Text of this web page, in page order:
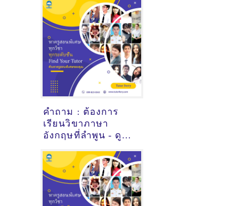
@Space109
คำถาม : ต้องการ
เรียนวิขาภาษา
อังกฤษที่ลำพูน - ดูคำ
ที่นี่